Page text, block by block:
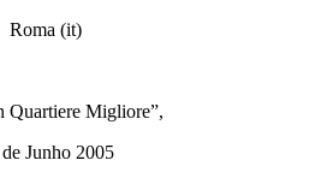
Roma (it)
Quartiere Migliore”,
Junho 2005